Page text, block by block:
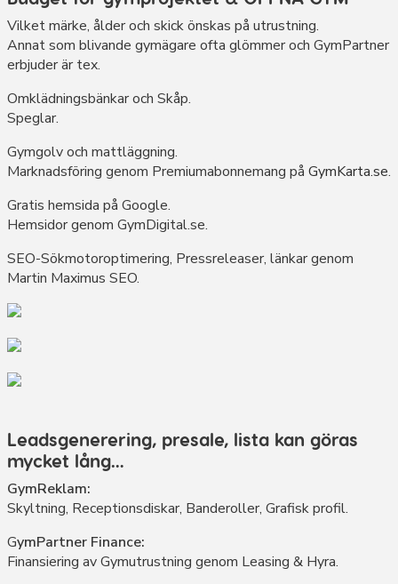
Vilket märke, ålder och skick önskas på utrustning.
Annat som blivande gymägare ofta glömmer och GymPartner
erbjuder är tex.
Omklädningsbänkar och Skåp.
Speglar.
Gymgolv och mattläggning.
Marknadsföring genom Premiumabonnemang på GymKarta.se.
Gratis hemsida på Google.
Hemsidor genom GymDigital.se.
SEO-Sökmotoroptimering, Pressreleaser, länkar genom
Martin Maximus SEO.
Leadsgenerering, presale, lista kan göras
mycket lång…
GymReklam:
Skyltning, Receptionsdiskar, Banderoller, Grafisk profil.
GymPartner Finance:
Finansiering av Gymutrustning genom Leasing & Hyra.